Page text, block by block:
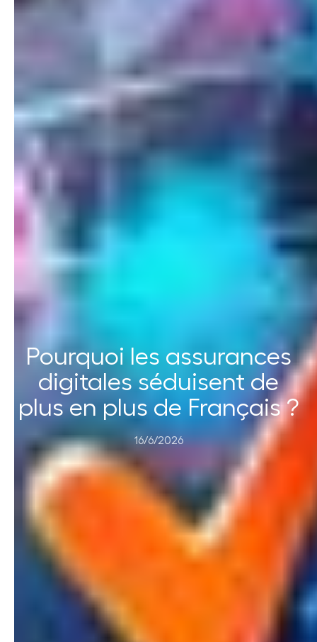
Pourquoi les assurances
digitales séduisent de
plus en plus de Français ?
16/6/2026